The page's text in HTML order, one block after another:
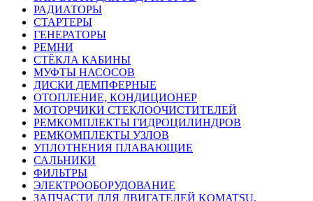
РАДИАТОРЫ
СТАРТЕРЫ
ГЕНЕРАТОРЫ
РЕМНИ
СТЁКЛА КАБИНЫ
МУФТЫ НАСОСОВ
ДИСКИ ДЕМПФЕРНЫЕ
ОТОПЛЕНИЕ, КОНДИЦИОНЕР
МОТОРЧИКИ СТЕКЛООЧИСТИТЕЛЕЙ
РЕМКОМПЛЕКТЫ ГИДРОЦИЛИНДРОВ
РЕМКОМПЛЕКТЫ УЗЛОВ
УПЛОТНЕНИЯ ПЛАВАЮЩИЕ
САЛЬНИКИ
ФИЛЬТРЫ
ЭЛЕКТРООБОРУДОВАНИЕ
ЗАПЧАСТИ ДЛЯ ДВИГАТЕЛЕЙ KOMATSU,